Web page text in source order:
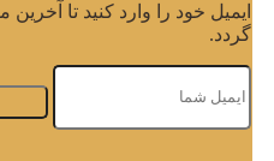
ایمیل خود را وارد کنید تا
گردد.